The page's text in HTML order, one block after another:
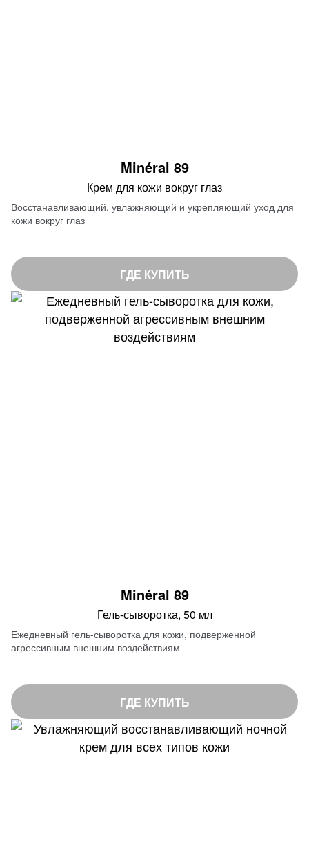
Minéral 89
Крем для кожи вокруг глаз
Восстанавливающий, увлажняющий и укрепляющий уход для
кожи вокруг глаз
ГДЕ КУПИТЬ
Minéral 89
Гель-сыворотка, 50 мл
Ежедневный гель-сыворотка для кожи, подверженной
агрессивным внешним воздействиям
ГДЕ КУПИТЬ